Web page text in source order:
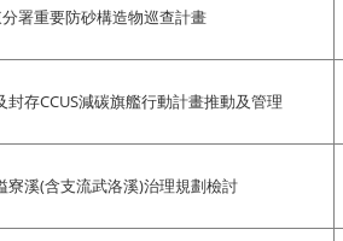
署重要防砂構造物巡查計畫
封存CCUS減碳旗艦行動計畫推動及管理
寮溪(含支流武洛溪)治理規劃檢討